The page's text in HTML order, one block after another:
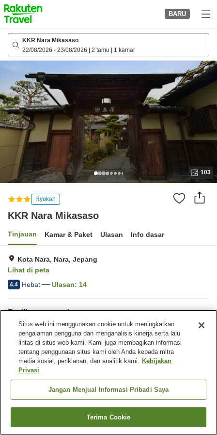
to
top
page
BARU
KKR Nara Mikasaso
22/08/2026 - 23/08/2026 2 tamu 1 kamar
103
Ryokan
KKR Nara Mikasaso
Tinjauan Kamar & Paket Ulasan Info dasar
Kota Nara, Nara, Jepang
Lihat di peta
4.4 Hebat Ulasan: 14
Fasilitas properti
Tempat parkir
Mesin penjual otomatis
Aula perjamuan
Pemandian besar
Beranda Jepang Nara Kota Nara KKR Nara Mikasaso
Cari kamar
Situs web ini menggunakan cookie untuk meningkatkan
pengalaman pengguna dan menganalisis kinerja serta lalu
lintas di situs web kami. Kami juga membagikan informasi
tentang penggunaan situs kami oleh Anda kepada mitra
media sosial, periklanan, dan analitik kami. Kebijakan
Privasi
Jangan Menjual Informasi Pribadi Saya
Terima Cookie